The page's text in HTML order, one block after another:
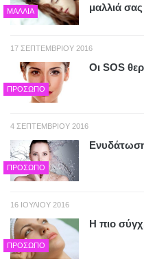
ΜΑΛΛΙΆ
μαλλιά σας
17 ΣΕΠΤΕΜΒΡΊΟΥ 2016
ΠΡΌΣΩΠΟ
Οι SΟS
4 ΣΕΠΤΕΜΒΡΊΟΥ 2016
ΠΡΌΣΩΠΟ
Ενυδάτωση
16 ΙΟΥΛΊΟΥ 2016
ΠΡΌΣΩΠΟ
Η πιο